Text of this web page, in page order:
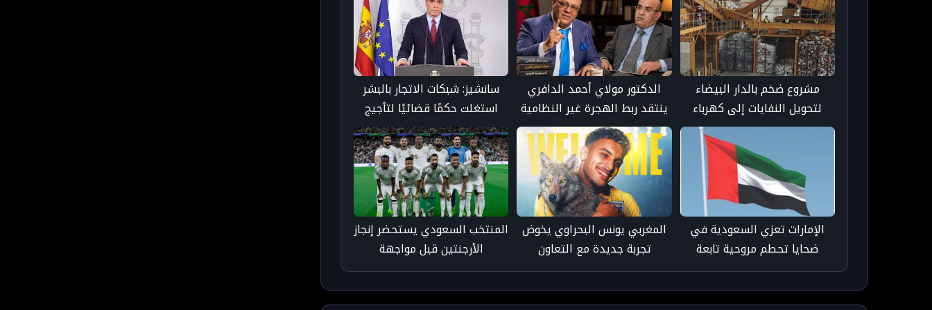
مشروع ضخم بالدار البيضاء
لتحويل النفايات إلى كهرباء
باستثمار 1.5 مليار دولار
الدكتور مولاي أحمد الدافري
ينتقد ربط الهجرة غير النظامية
بمدونة الأسرة ويدعو إلى مقاربة
علمية شاملة
سانشيز: شبكات الاتجار بالبشر
استغلت حكمًا قضائيًا لتأجيج
الهجرة نحو سبتة
الإمارات تعزي السعودية في
ضحايا تحطم مروحية تابعة
لأرامكو - taroudant press
المغربي يونس البحراوي يخوض
تجربة جديدة مع التعاون
السعودي
المنتخب السعودي يستحضر إنجاز
الأرجنتين قبل مواجهة
الأوروغواي في مونديال 2026